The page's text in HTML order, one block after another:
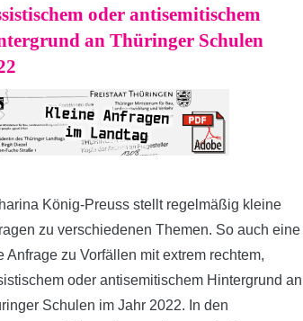
oder antisemitischem
an Thüringer Schulen
König-Preuss stellt regelmäßig kleine
zu verschiedenen Themen. So auch eine
Anfrage zu Vorfällen mit extrem rechtem,
oder antisemitischem Hintergrund an
Schulen im Jahr 2022. In den